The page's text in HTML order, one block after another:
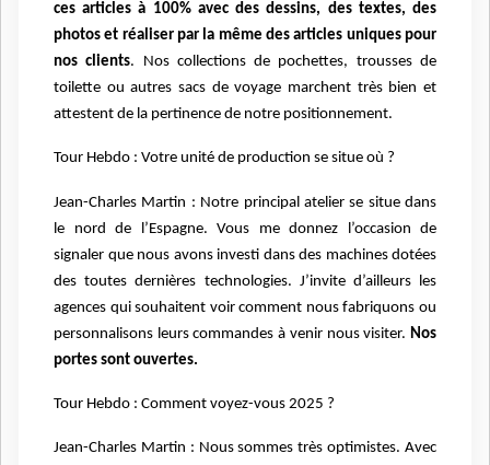
ces articles à 100% avec des dessins, des textes, des
photos et réaliser par la même des articles uniques pour
nos clients. Nos collections de pochettes, trousses de
toilette ou autres sacs de voyage marchent très bien et
attestent de la pertinence de notre positionnement.
Tour Hebdo : Votre unité de production se situe où ?
Jean-Charles Martin : Notre principal atelier se situe dans
le nord de l’Espagne. Vous me donnez l’occasion de
signaler que nous avons investi dans des machines dotées
des toutes dernières technologies. J’invite d’ailleurs les
agences qui souhaitent voir comment nous fabriquons ou
personnalisons leurs commandes à venir nous visiter. Nos
portes sont ouvertes.
Tour Hebdo : Comment voyez-vous 2025 ?
Jean-Charles Martin : Nous sommes très optimistes. Avec